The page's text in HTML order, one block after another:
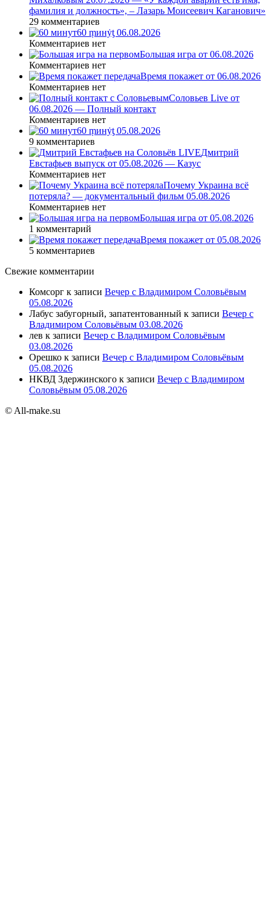
фамилия и должность», – Лазарь Моисеевич Каганович»
29 комментариев
60 ṃинẏƫ 06.08.2026
Комментариев нет
Большая игра от 06.08.2026
Комментариев нет
Время покажет от 06.08.2026
Комментариев нет
Соловьев Live от
06.08.2026 — Полный контакт
Комментариев нет
60 ṃинẏƫ 05.08.2026
9 комментариев
Дмитрий
Евстафьев выпуск от 05.08.2026 — Казус
Комментариев нет
Почему Украина всё
потеряла? — документальный фильм 05.08.2026
Комментариев нет
Большая игра от 05.08.2026
1 комментарий
Время покажет от 05.08.2026
5 комментариев
Свежие комментарии
Комсорг к записи Вечер с Владимиром Соловьёвым
05.08.2026
Лабус забугорный, запатентованный к записи Вечер с
Владимиром Соловьёвым 03.08.2026
лев к записи Вечер с Владимиром Соловьёвым
03.08.2026
Орешко к записи Вечер с Владимиром Соловьёвым
05.08.2026
НКВД Здержинского к записи Вечер с Владимиром
Соловьёвым 05.08.2026
© All-make.su